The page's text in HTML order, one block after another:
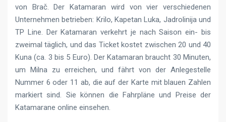
von Brač. Der Katamaran wird von vier verschiedenen
Unternehmen betrieben: Krilo, Kapetan Luka, Jadrolinija und
TP Line. Der Katamaran verkehrt je nach Saison ein- bis
zweimal täglich, und das Ticket kostet zwischen 20 und 40
Kuna (ca. 3 bis 5 Euro). Der Katamaran braucht 30 Minuten,
um Milna zu erreichen, und fährt von der Anlegestelle
Nummer 6 oder 11 ab, die auf der Karte mit blauen Zahlen
markiert sind. Sie können die Fahrpläne und Preise der
Katamarane online einsehen.